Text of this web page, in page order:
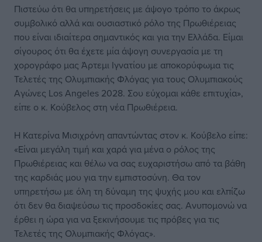
Πιστεύω ότι θα υπηρετήσεις με άψογο τρόπο το άκρως
συμβολικό αλλά και ουσιαστικό ρόλο της Πρωθιέρειας
που είναι ιδιαίτερα σημαντικός και για την Ελλάδα. Είμαι
σίγουρος ότι θα έχετε μία άψογη συνεργασία με τη
χορογράφο μας Άρτεμι Ιγνατίου με αποκορύφωμα τις
Τελετές της Ολυμπιακής Φλόγας για τους Ολυμπιακούς
Αγώνες Los Angeles 2028. Σου εύχομαι κάθε επιτυχία»,
είπε ο κ. Κούβελος στη νέα Πρωθιέρεια.
Η Κατερίνα Μισιχρόνη απαντώντας στον κ. Κούβελο είπε:
«Είναι μεγάλη τιμή και χαρά για μένα ο ρόλος της
Πρωθιέρειας και θέλω να σας ευχαριστήσω από τα βάθη
της καρδιάς μου για την εμπιστοσύνη. Θα τον
υπηρετήσω με όλη τη δύναμη της ψυχής μου και ελπίζω
ότι δεν θα διαψεύσω τις προσδοκίες σας. Ανυπομονώ να
έρθει η ώρα για να ξεκινήσουμε τις πρόβες για τις
Τελετές της Ολυμπιακής Φλόγας».